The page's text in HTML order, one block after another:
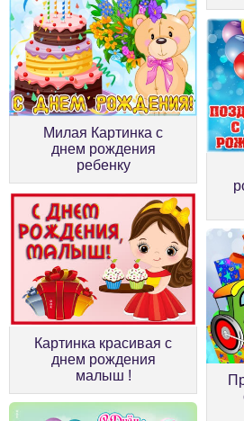
Милая Картинка с
днем рождения
ребенку
Картинка красивая с
днем рождения
малыш !